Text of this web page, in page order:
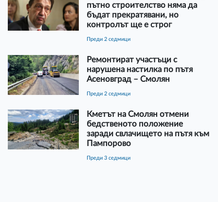
пътно строителство няма да
бъдат прекратявани, но
контролът ще е строг
преди 2 седмици
Ремонтират участъци с
нарушена настилка по пътя
Асеновград – Смолян
преди 2 седмици
Кметът на Смолян отмени
бедственото положение
заради свлачището на пътя към
Пампорово
преди 3 седмици